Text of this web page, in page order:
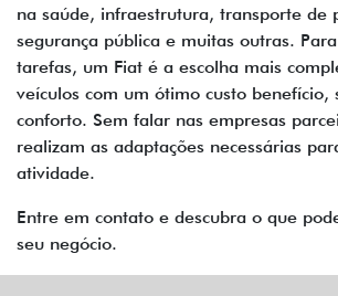
na saúde, infraestrutura, transporte de
segurança pública e muitas outras.
tarefas, um Fiat é a escolha mais
veículos com um ótimo custo benefício,
conforto. Sem falar nas empresas
realizam as adaptações necessárias
atividade.
Entre em contato e descubra o que
seu negócio.